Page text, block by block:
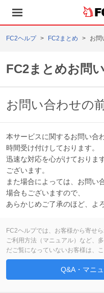
FC2ヘルプ FC2まとめ お問
FC2まとめお問
お問い合わせの
本サービスに関するお問い合
時間受け付けしております。
迅速な対応を心がけておりま
ございます。
また場合によっては、お問い
場合もございますので、
あらかじめご了承のほど、よ
FC2ヘルプでは、お客様から寄せ
ご利用方法（マニュアル）など、
だご覧になっていないお客様は、
Q&A・マニ